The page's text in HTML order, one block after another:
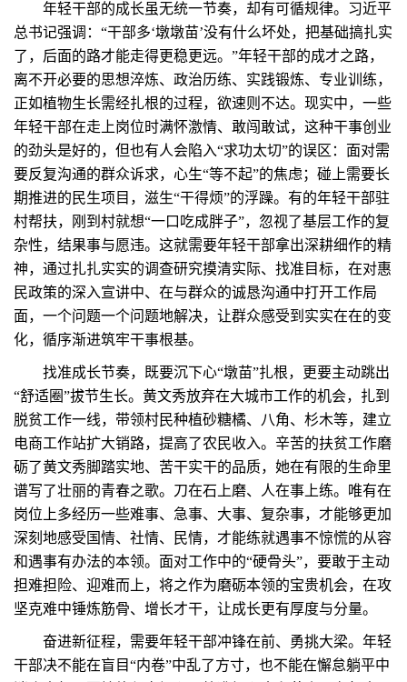
年轻干部的成长虽无统一节奏，却有可循规律。习近平
总书记强调：“干部多‘墩墩苗’没有什么坏处，把基础搞扎实
了，后面的路才能走得更稳更远。”年轻干部的成才之路，
离不开必要的思想淬炼、政治历练、实践锻炼、专业训练，
正如植物生长需经扎根的过程，欲速则不达。现实中，一些
年轻干部在走上岗位时满怀激情、敢闯敢试，这种干事创业
的劲头是好的，但也有人会陷入“求功太切”的误区：面对需
要反复沟通的群众诉求，心生“等不起”的焦虑；碰上需要长
期推进的民生项目，滋生“干得烦”的浮躁。有的年轻干部驻
村帮扶，刚到村就想“一口吃成胖子”，忽视了基层工作的复
杂性，结果事与愿违。这就需要年轻干部拿出深耕细作的精
神，通过扎扎实实的调查研究摸清实际、找准目标，在对惠
民政策的深入宣讲中、在与群众的诚恳沟通中打开工作局
面，一个问题一个问题地解决，让群众感受到实实在在的变
化，循序渐进筑牢干事根基。
找准成长节奏，既要沉下心“墩苗”扎根，更要主动跳出
“舒适圈”拔节生长。黄文秀放弃在大城市工作的机会，扎到
脱贫工作一线，带领村民种植砂糖橘、八角、杉木等，建立
电商工作站扩大销路，提高了农民收入。辛苦的扶贫工作磨
砺了黄文秀脚踏实地、苦干实干的品质，她在有限的生命里
谱写了壮丽的青春之歌。刀在石上磨、人在事上练。唯有在
岗位上多经历一些难事、急事、大事、复杂事，才能够更加
深刻地感受国情、社情、民情，才能练就遇事不惊慌的从容
和遇事有办法的本领。面对工作中的“硬骨头”，要敢于主动
担难担险、迎难而上，将之作为磨砺本领的宝贵机会，在攻
坚克难中锤炼筋骨、增长才干，让成长更有厚度与分量。
奋进新征程，需要年轻干部冲锋在前、勇挑大梁。年轻
干部决不能在盲目“内卷”中乱了方寸，也不能在懈怠躺平中